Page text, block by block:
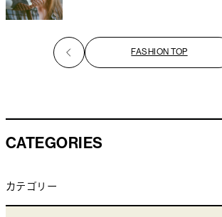
FASHION TOP
CATEGORIES
カテゴリー